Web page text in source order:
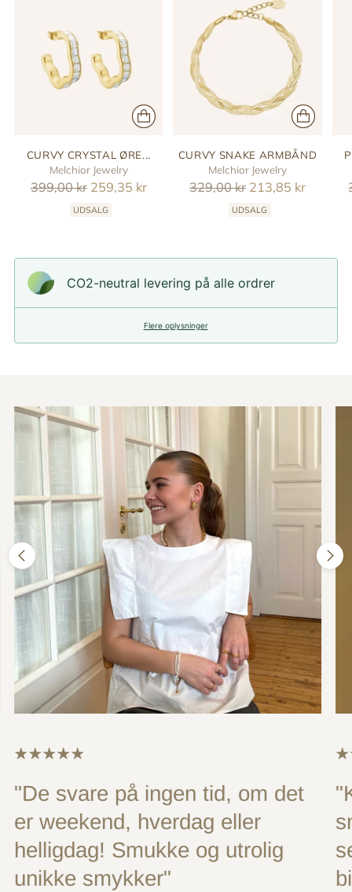
CURVY CRYSTAL ØRE...
Melchior Jewelry
Reguler
399,00 kr 259,35 kr
UDSALG
CURVY SNAKE ARMBÅND
Melchior Jewelry
Reguler
329,00 kr 213,85 kr
UDSALG
CO2-neutral levering på alle ordrer
Flere oplysninger
"De svare på ingen tid, om det
er weekend, hverdag eller
helligdag! Smukke og utrolig
unikke smykker"